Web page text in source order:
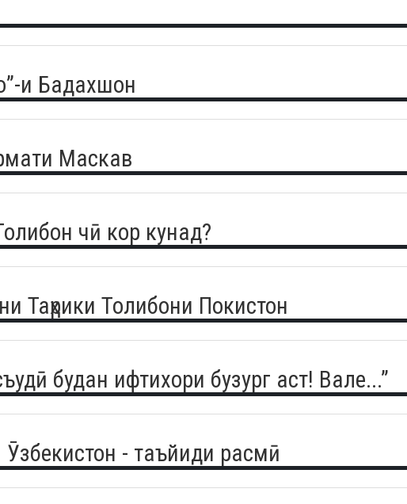
и Бадахшон
Маскав
чӣ кор кунад?
Таҳрики Толибони Покистон
будан ифтихори бузург аст! Вале...”
- таъйиди расмӣ